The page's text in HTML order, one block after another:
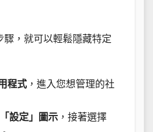
驟，就可以輕鬆隱藏特定
程式 ，進入您想管理的社
設定」圖示 ，接著選擇